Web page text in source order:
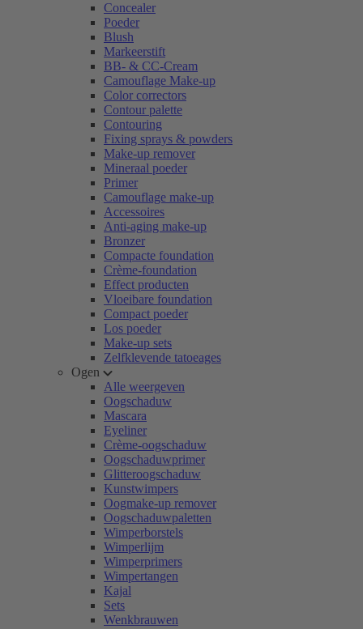
Concealer
Poeder
Blush
Markeerstift
BB- & CC-Cream
Camouflage Make-up
Color correctors
Contour palette
Contouring
Fixing sprays & powders
Make-up remover
Mineraal poeder
Primer
Camouflage make-up
Accessoires
Anti-aging make-up
Bronzer
Compacte foundation
Crème-foundation
Effect producten
Vloeibare foundation
Compact poeder
Los poeder
Make-up sets
Zelfklevende tatoeages
Ogen
Alle weergeven
Oogschaduw
Mascara
Eyeliner
Crème-oogschaduw
Oogschaduwprimer
Glitteroogschaduw
Kunstwimpers
Oogmake-up remover
Oogschaduwpaletten
Wimperborstels
Wimperlijm
Wimperprimers
Wimpertangen
Kajal
Sets
Wenkbrauwen